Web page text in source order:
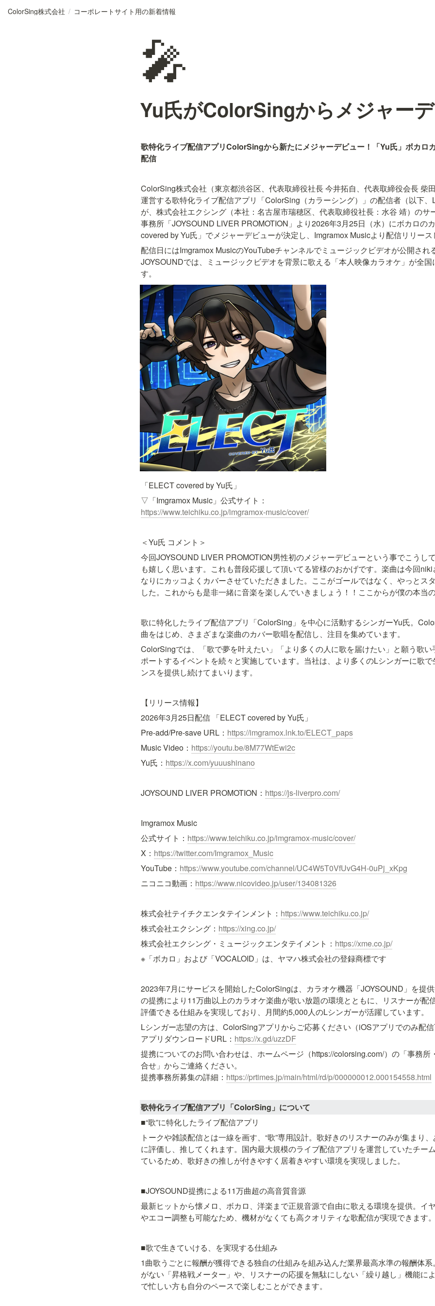
ColorSing株式会社 / コーポレートサイト用の新着情報
🎤
Yu氏がColorSingからメジャーデ
歌特化ライブ配信アプリColorSingから新たにメジャーデビュー！「Yu氏」ボカロ
配信
ColorSing株式会社（東京都渋谷区、代表取締役社長 今井拓自、代表取締役会長 柴
運営する歌特化ライブ配信アプリ「ColorSing（カラーシング）」の配信者（以下、
が、株式会社エクシング（本社：名古屋市瑞穂区、代表取締役社長：水谷 靖）のサ
事務所「JOYSOUND LIVER PROMOTION」より2026年3月25日（水）にボカロの
covered by Yu氏」でメジャーデビューが決定し、Imgramox Musicより配信リリース
配信日にはImgramox MusicのYouTubeチャンネルでミュージックビデオが公開され
JOYSOUNDでは、ミュージックビデオを背景に歌える「本⼈映像カラオケ」が全
す。
「ELECT covered by Yu氏」
https://www.teichiku.co.jp/imgramox-music/cover/
＜Yu氏 コメント＞
今回JOYSOUND LIVER PROMOTION男性初のメジャーデビューという事でこうし
も嬉しく思います。これも普段応援して頂いてる皆様のおかげです。楽曲は今回
なりにカッコよくカバーさせていただきました。ここがゴールではなく、やっとス
した。これからも是非一緒に音楽を楽しんでいきましょう！！ここからが僕の本当
歌に特化したライブ配信アプリ「ColorSing」を中心に活動するシンガーYu氏。
曲をはじめ、さまざまな楽曲のカバー歌唱を配信し、注目を集めています。
ColorSingでは、「歌で夢を叶えたい」「より多くの人に歌を届けたい」と願う歌
ポートするイベントを続々と実施しています。当社は、より多くのLシンガーに歌
ンスを提供し続けてまいります。
【リリース情報】
2026年3月25日配信 「ELECT covered by Yu氏」
Pre-add/Pre-save URL： https://imgramox.lnk.to/ELECT_paps
Music Video： https://youtu.be/8M77WtEwi2c
Yu氏： https://x.com/yuuushinano
JOYSOUND LIVER PROMOTION： https://js-liverpro.com/
Imgramox Music
公式サイト： https://www.teichiku.co.jp/imgramox-music/cover/
X： https://twitter.com/Imgramox_Music
YouTube： https://www.youtube.com/channel/UC4W5T0VfUvG4H-0uPj_xKpg
ニコニコ動画： https://www.nicovideo.jp/user/134081326
株式会社テイチクエンタテインメント： https://www.teichiku.co.jp/
株式会社エクシング： https://xing.co.jp/
株式会社エクシング・ミュージックエンタテイメント： https://xme.co.jp/
※「ボカロ」および「VOCALOID」は、ヤマハ株式会社の登録商標です
2023年7月にサービスを開始したColorSingは、カラオケ機器「JOYSOUND」を提
の提携により11万曲以上のカラオケ楽曲が歌い放題の環境とともに、リスナーが配
評価できる仕組みを実現しており、月間約5,000人のLシンガーが活躍しています。
Lシンガー志望の方は、ColorSingアプリからご応募ください（iOSアプリでのみ配信
アプリダウンロードURL： https://x.gd/uzzDF
提携についてのお問い合わせは、ホームページ（https://colorsing.com/）の「事務所
合せ」からご連絡ください。
提携事務所募集の詳細： https://prtimes.jp/main/html/rd/p/000000012.000154558.html
歌特化ライブ配信アプリ「ColorSing」について
■“歌”に特化したライブ配信アプリ
トークや雑談配信とは一線を画す、“歌”専用設計。歌好きのリスナーのみが集まり
に評価し、推してくれます。国内最大規模のライブ配信アプリを運営していたチー
ているため、歌好きの推しが付きやすく居着きやすい環境を実現しました。
■JOYSOUND提携による11万曲超の高音質音源
最新ヒットから懐メロ、ボカロ、洋楽まで正規音源で自由に歌える環境を提供。イ
やエコー調整も可能なため、機材がなくても高クオリティな歌配信が実現できます。
■歌で生きていける、を実現する仕組み
1曲歌うごとに報酬が獲得できる独自の仕組みを組み込んだ業界最高水準の報酬体系
がない「昇格戦メーター」や、リスナーの応援を無駄にしない「繰り越し」機能に
で忙しい方も自分のペースで楽しむことができます。